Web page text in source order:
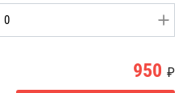
950 ₽